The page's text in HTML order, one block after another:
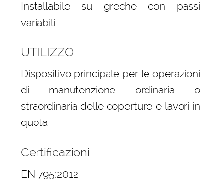
Installabile su greche con passi
variabili
UTILIZZO
Dispositivo principale per le operazioni
di manutenzione ordinaria o
straordinaria delle coperture e lavori in
quota
Certificazioni
EN 795:2012